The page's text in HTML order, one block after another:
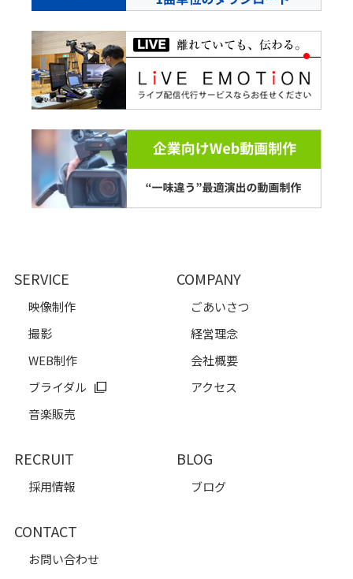
SERVICE
映像制作
撮影
WEB制作
ブライダル
音楽販売
COMPANY
ごあいさつ
経営理念
会社概要
アクセス
RECRUIT
採用情報
BLOG
ブログ
CONTACT
お問い合わせ